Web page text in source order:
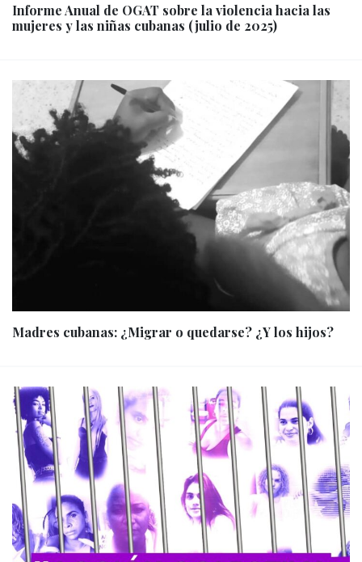
Informe Anual de OGAT sobre la violencia hacia las
mujeres y las niñas cubanas (julio de 2025)
Madres cubanas: ¿Migrar o quedarse? ¿Y los hijos?